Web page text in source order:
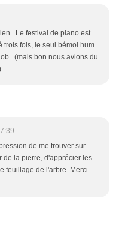
. Le festival de piano est
trois fois, le seul bémol hum
bon nous avions du
de me trouver sur
de la pierre, d'apprécier les
feuillage de l'arbre. Merci